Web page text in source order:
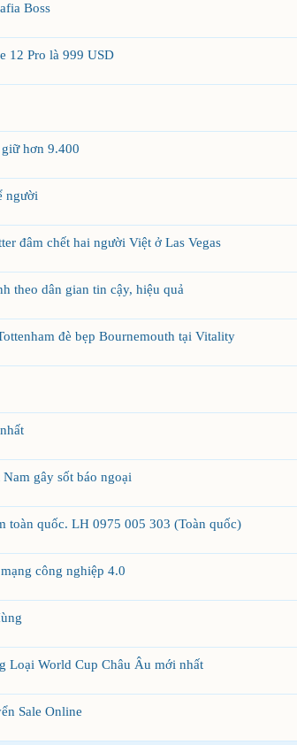
Boss
12 Pro là 999 USD
hơn 9.400
người
đâm chết hai người Việt ở Las Vegas
theo dân gian tin cậy, hiệu quả
đè bẹp Bournemouth tại Vitality
gây sốt báo ngoại
toàn quốc. LH 0975 005 303 (Toàn quốc)
công nghiệp 4.0
Loại World Cup Châu Âu mới nhất
Sale Online